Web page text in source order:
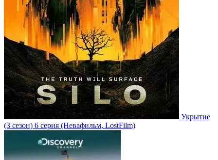
Укрытие
(3 сезон) 6 серия (Невафильм, LostFilm)